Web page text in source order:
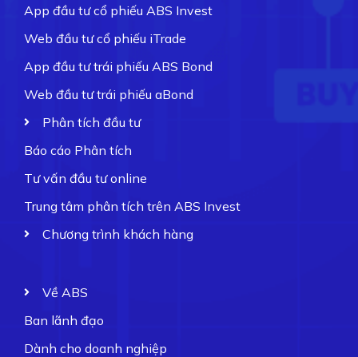
App đầu tư cổ phiếu ABS Invest
Web đầu tư cổ phiếu iTrade
App đầu tư trái phiếu ABS Bond
Web đầu tư trái phiếu aBond
Phân tích đầu tư
Báo cáo Phân tích
Tư vấn đầu tư online
Trung tâm phân tích trên ABS Invest
Chương trình khách hàng
Về ABS
Ban lãnh đạo
Dành cho doanh nghiệp